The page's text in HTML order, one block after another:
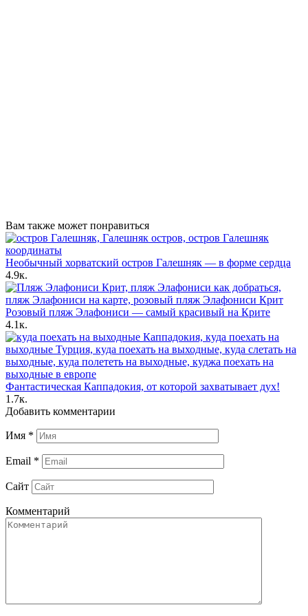
Вам также может понравиться
Необычный хорватский остров Галешняк — в форме сердца
4.9к.
Розовый пляж Элафониси — самый красивый на Крите
4.1к.
Фантастическая Каппадокия, от которой захватывает дух!
1.7к.
Добавить комментарии
Имя *
Email *
Сайт
Комментарий